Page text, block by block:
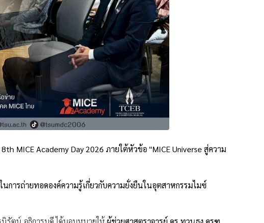
MICE Academy Day 2026 ภายใต้หัวข้อ "MICE Universe สู่ความ
ารถ่ายทอดองค์ความรู้เกี่ยวกับความยั่งยืนในอุตสาหกรรมไมซ์